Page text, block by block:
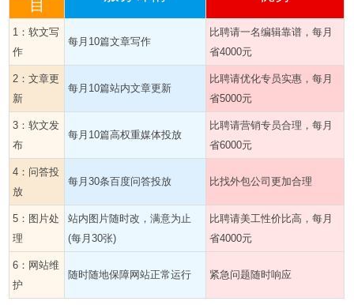
目
1：软文写
作
每月10篇文章写作
比聘请一名编辑靠谱，每月
省4000元
2：文章更
新
每月10篇站内文章更新
比聘请优化专员实惠，每月
省5000元
3：软文发
布
每月10篇高权重媒体投放
比聘请营销专员合理，每月
省6000元
4：问答投
放
每月30条百度问答投放 比找外包公司更加合理
5：图片处
理
站内图片随时改，满意为止
(每月30张)
比聘请美工性价比高，每月
省4000元
6：网站维
护
随时随地保障网站正常运行 紧急问题随时响应